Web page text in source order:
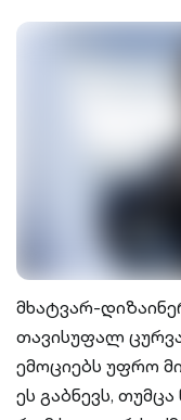
მხატვარ-
თავისუფალ
ემოციებს უფრო
ეს გაბნევს,